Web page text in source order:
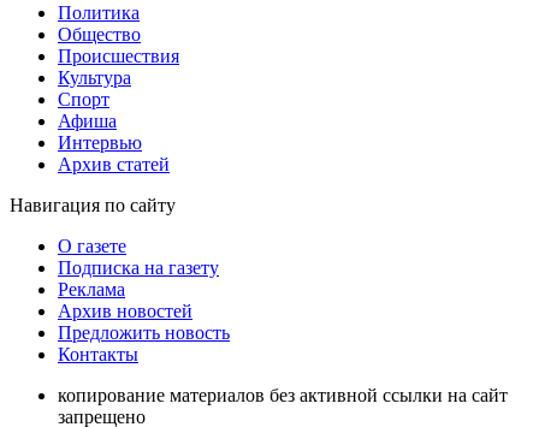
Политика
Общество
Проиcшествия
Культура
Спорт
Афиша
Интервью
Архив статей
Навигация по сайту
О газете
Подписка на газету
Реклама
Архив новостей
Предложить новость
Контакты
копирование материалов без активной ссылки на сайт
запрещено